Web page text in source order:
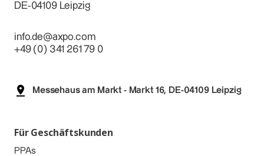
DE-04109 Leipzig
info.de@axpo.com
+49 (0) 341 261 79 0
Messehaus am Markt - Markt 16, DE-04109 Leipzig
Für Geschäftskunden
PPAs